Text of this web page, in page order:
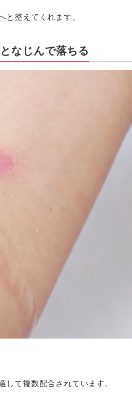
整えてくれます。
なじんで落ちる
て複数配合されています。